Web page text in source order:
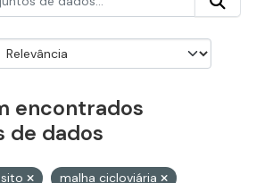
encontrados
de dados
malha cicloviária